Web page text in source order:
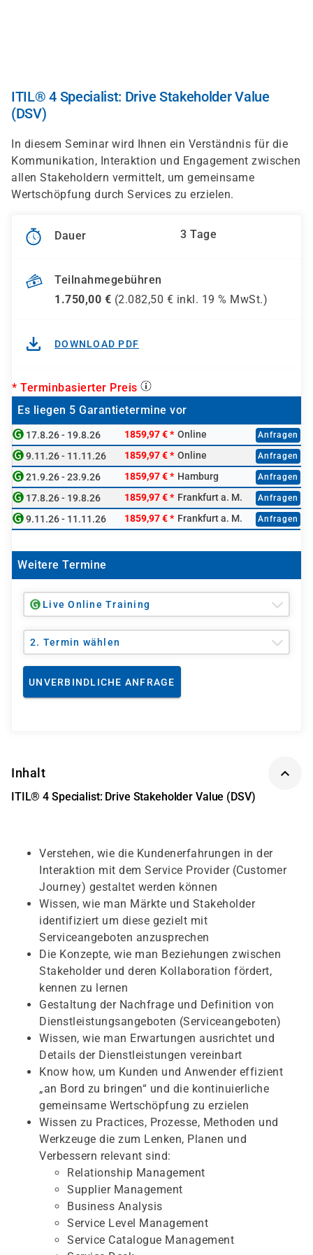
ITIL® 4 Specialist: Drive Stakeholder Value
(DSV)
In diesem Seminar wird Ihnen ein Verständnis für die
Kommunikation, Interaktion und Engagement zwischen
allen Stakeholdern vermittelt, um gemeinsame
Wertschöpfung durch Services zu erzielen.
Dauer 3 Tage
Teilnahmegebühren
1.750,00 € (2.082,50 € inkl. 19 % MwSt.)
DOWNLOAD PDF
* Terminbasierter Preis
Es liegen 5 Garantietermine vor
17.8.26 - 19.8.26 1859,97 €* Online Anfragen
9.11.26 - 11.11.26 1859,97 €* Online Anfragen
21.9.26 - 23.9.26 1859,97 €* Hamburg Anfragen
17.8.26 - 19.8.26 1859,97 €* Frankfurt a. M. Anfragen
9.11.26 - 11.11.26 1859,97 €* Frankfurt a. M. Anfragen
Weitere Termine
Live Online Training
2. Termin wählen
UNVERBINDLICHE ANFRAGE
Inhalt
ITIL® 4 Specialist: Drive Stakeholder Value (DSV)
Verstehen, wie die Kundenerfahrungen in der
Interaktion mit dem Service Provider (Customer
Journey) gestaltet werden können
Wissen, wie man Märkte und Stakeholder
identifiziert um diese gezielt mit
Serviceangeboten anzusprechen
Die Konzepte, wie man Beziehungen zwischen
Stakeholder und deren Kollaboration fördert,
kennen zu lernen
Gestaltung der Nachfrage und Definition von
Dienstleistungsangeboten (Serviceangeboten)
Wissen, wie man Erwartungen ausrichtet und
Details der Dienstleistungen vereinbart
Know how, um Kunden und Anwender effizient
„an Bord zu bringen“ und die kontinuierliche
gemeinsame Wertschöpfung zu erzielen
Wissen zu Practices, Prozesse, Methoden und
Werkzeuge die zum Lenken, Planen und
Verbessern relevant sind:
Relationship Management
Supplier Management
Business Analysis
Service Level Management
Service Catalogue Management